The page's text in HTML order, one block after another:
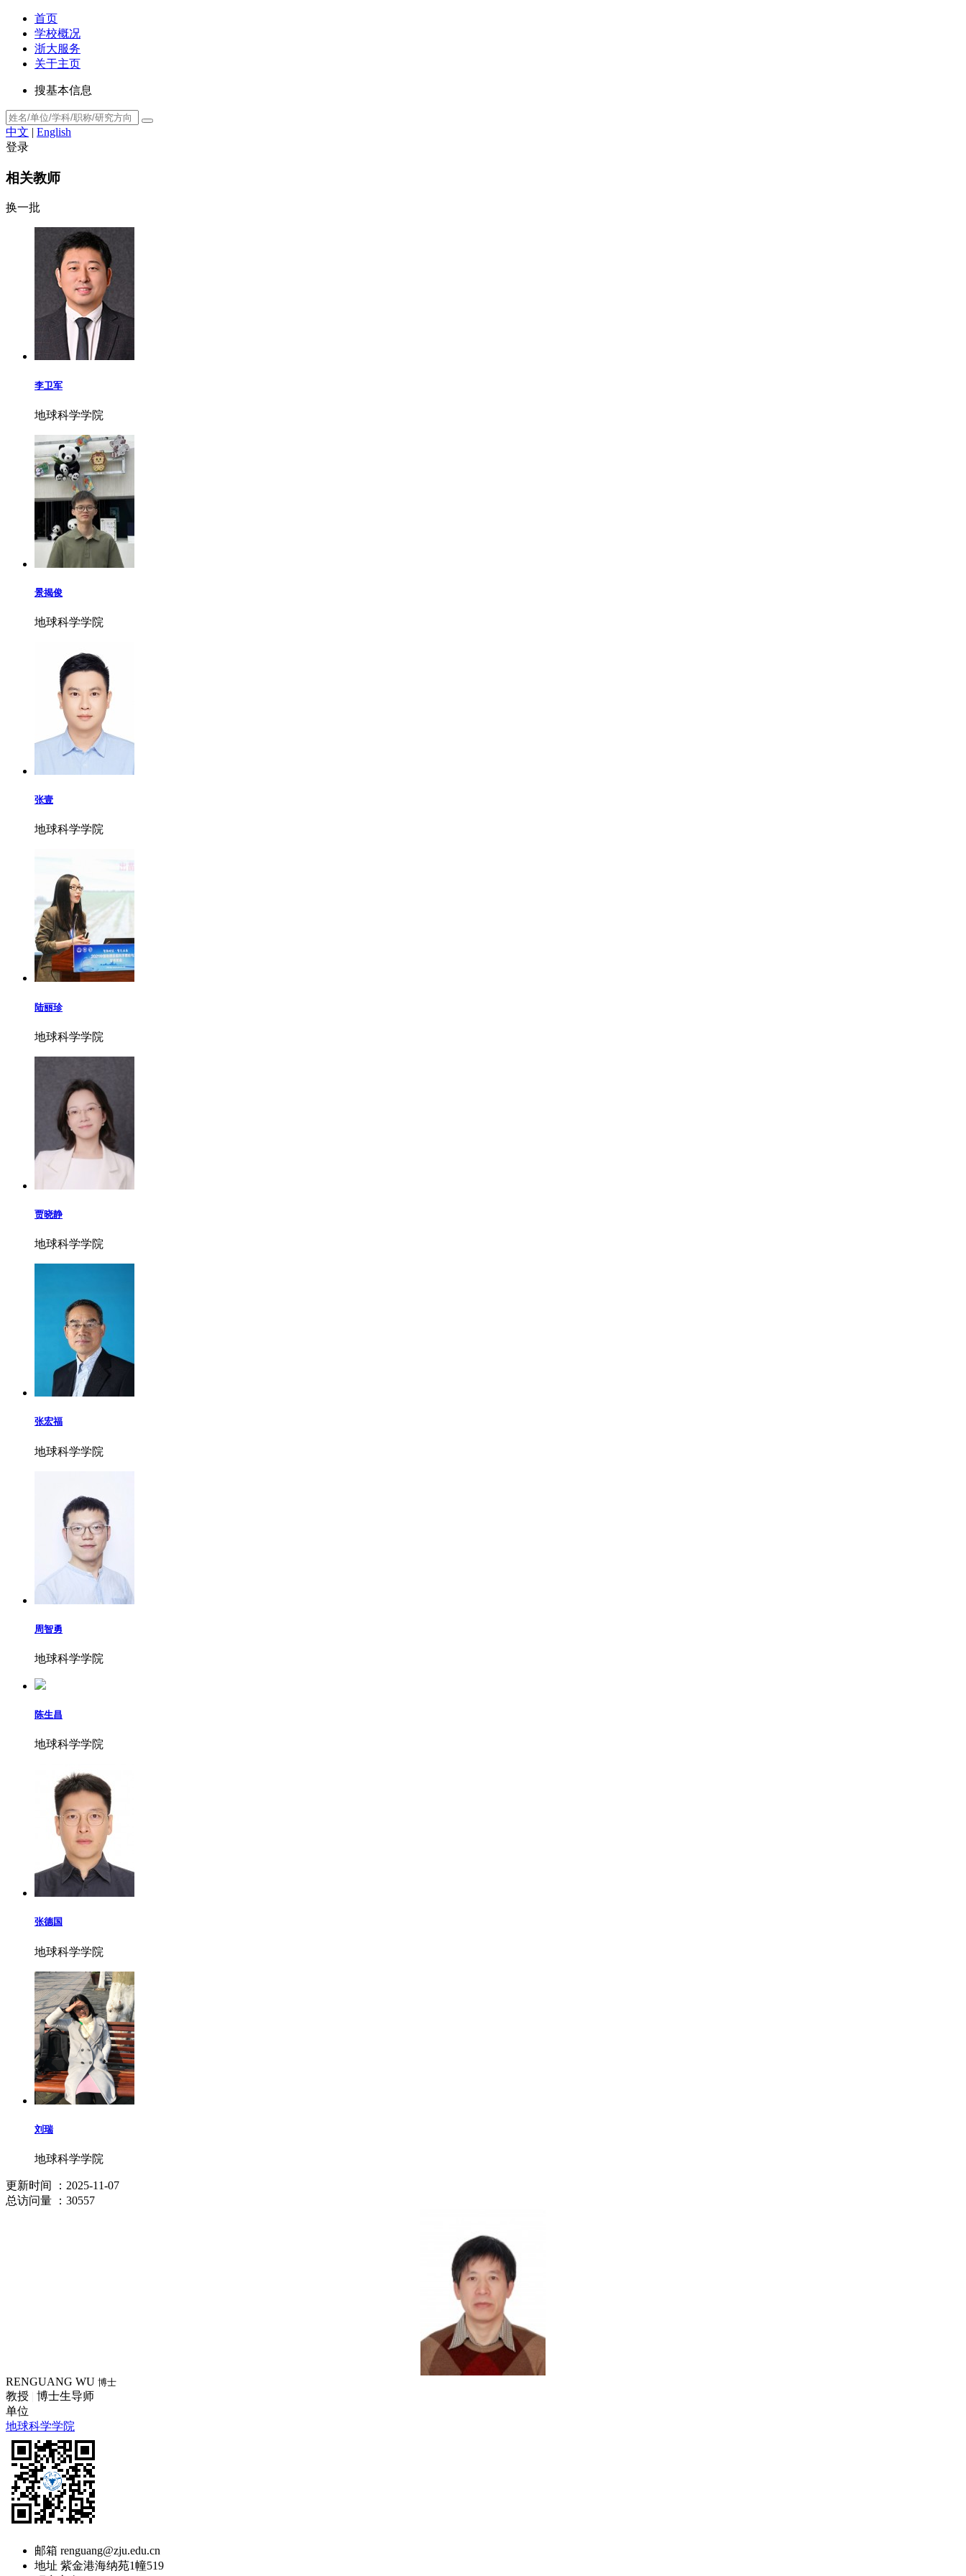
首页
学校概况
浙大服务
关于主页
搜基本信息
中文 | English
登录
相关教师
换一批
李卫军
地球科学学院
景揭俊
地球科学学院
张壹
地球科学学院
陆丽珍
地球科学学院
贾晓静
地球科学学院
张宏福
地球科学学院
周智勇
地球科学学院
陈生昌
地球科学学院
张德国
地球科学学院
刘瑞
地球科学学院
更新时间
：2025-11-07
总访问量 ：30557
RENGUANG WU 博士
教授
博士生导师
单位
地球科学学院
邮箱 renguang@zju.edu.cn
地址 紫金港海纳苑1幢519